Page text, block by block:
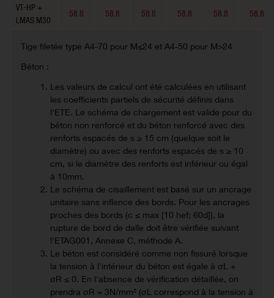
VT-HP +
LMAS M30
58.8 58.8 58.8 58.8 58.8 58.8
Tige filetée type A4-70 pour M≤24 et A4-50 pour M>24
Béton :
Les valeurs de calcul ont été calculées en utilisant
les coefficients partiels de sécurité définis dans
l'ETE. Le schéma de chargement est valide pour du
béton non renforcé et du béton renforcé avec des
renforts espacés de s ≥ 15 cm (quelque soit le
diamètre) ou avec des renforts espacés de s ≥ 10
cm, si le diamètre des renforts est inférieur ou égal
à 10mm.
Le schéma de cisaillement est basé sur un ancrage
unitaire sans inflence des bords. Pour les ancrages
proches des bords (c ≤ max [10 hef; 60d]), la
rupture de bord de dalle doit être vérifiée suivant
l'ETAG001, Annexe C, méthode A.
Le béton est considéré comme non fissuré lorsque
la tension à l'intérieur du béton est égale à σL +
σR ≤ 0. En l'absence de vérification détaillée, on
prendra σR = 3N/mm² (σL correspond à la tension à